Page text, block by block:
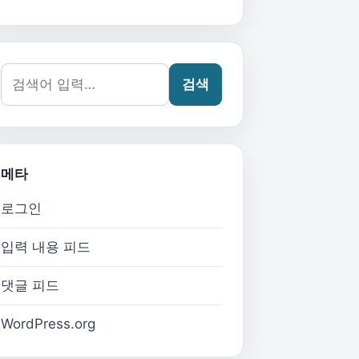
검색어:
검색
메타
로그인
입력 내용 피드
댓글 피드
WordPress.org